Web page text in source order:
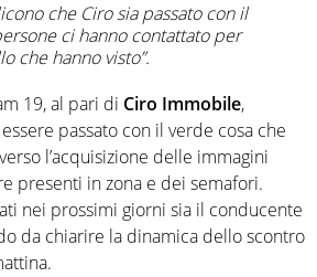
che Ciro sia passato con il
ci hanno contattato per
che hanno visto”.
19, al pari di Ciro Immobile,
passato con il verde cosa che
l’acquisizione delle immagini
presenti in zona e dei semafori.
nei prossimi giorni sia il conducente
da chiarire la dinamica dello scontro